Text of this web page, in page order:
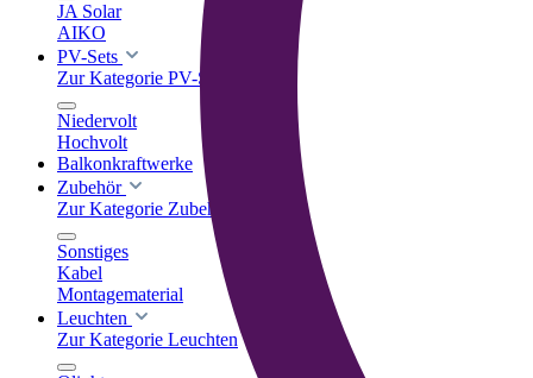
JA Solar
AIKO
PV-Sets
Zur Kategorie PV-Sets
Niedervolt
Hochvolt
Balkonkraftwerke
Zubehör
Zur Kategorie Zubehör
Sonstiges
Kabel
Montagematerial
Leuchten
Zur Kategorie Leuchten